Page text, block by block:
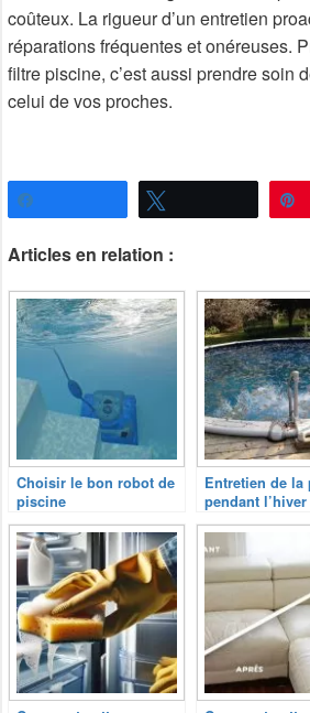
coûteux. La rigueur d’un entretien
réparations fréquentes et onéreuses.
filtre piscine, c’est aussi prendre soin
celui de vos proches.
Articles en relation :
Choisir le bon robot de
piscine
Entretien de la
pendant l’hiver
L’hivernage